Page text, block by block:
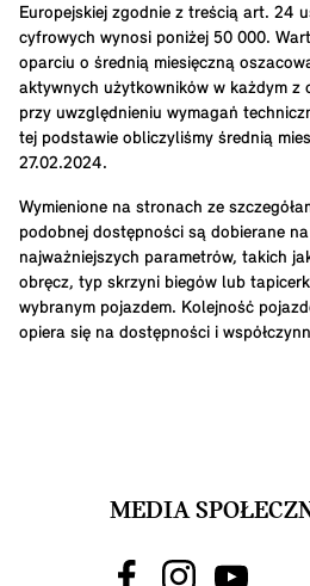
Europejskiej zgodnie z treścią art. 24
cyfrowych wynosi poniżej 50 000.
oparciu o średnią miesięczną
aktywnych użytkowników w każdym z
przy uwzględnieniu wymagań
tej podstawie obliczyliśmy średnią
27.02.2024.
Wymienione na stronach ze
podobnej dostępności są dobierane
najważniejszych parametrów, takich
obręcz, typ skrzyni biegów lub
wybranym pojazdem. Kolejność
opiera się na dostępności i
MEDIA